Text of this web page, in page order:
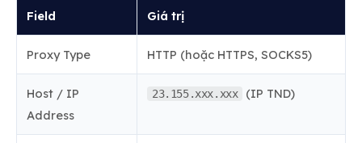
Field Giá trị
Proxy Type HTTP (hoặc HTTPS, SOCKS5)
Host / IP
Address
23.155.xxx.xxx (IP TND)